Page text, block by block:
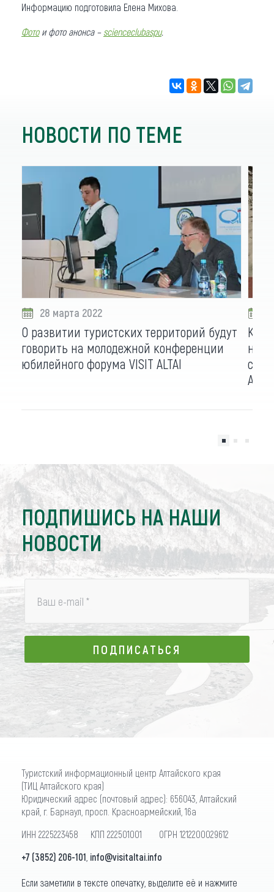
Информацию подготовила Елена Михова.
Фотои фото анонса – scienceclubaspu.
НОВОСТИ ПО ТЕМЕ
28 марта 2022
О развитии туристских территорий будут
говорить на молодежной конференции
юбилейного форума VISIT ALTAI
Как
ALTAI
ПОДПИШИСЬ НА НАШИ
НОВОСТИ
Ваш e-mail *
ПОДПИСАТЬСЯ
ПОДПИСАТЬСЯ
Туристский информационный центр Алтайского края
(ТИЦ Алтайского края)
Юридический адрес (почтовый адрес): 656043, Алтайский
край, г. Барнаул, просп. Красноармейский, 16а
ИНН 2225223458 КПП 222501001 ОГРН 1212200029612
+7 (3852) 206-101 info@visitaltai.info
Если заметили в тексте опечатку, выделите её и нажмите